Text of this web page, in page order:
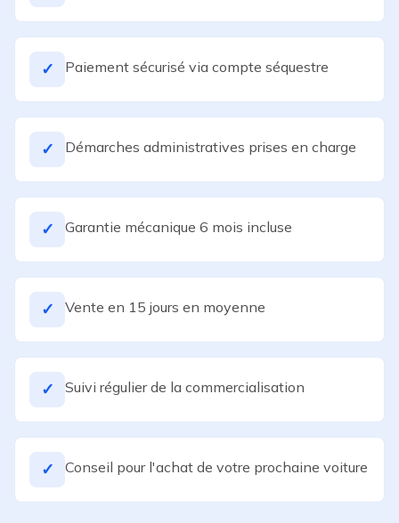
✓ Paiement sécurisé via compte séquestre
✓ Démarches administratives prises en charge
✓ Garantie mécanique 6 mois incluse
✓ Vente en 15 jours en moyenne
✓ Suivi régulier de la commercialisation
✓ Conseil pour l'achat de votre prochaine voiture